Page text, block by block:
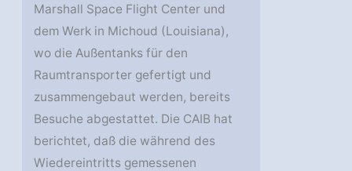
Marshall Space Flight Center und
dem Werk in Michoud (Louisiana),
wo die Außentanks für den
Raumtransporter gefertigt und
zusammengebaut werden, bereits
Besuche abgestattet. Die CAIB hat
berichtet, daß die während des
Wiedereintritts gemessenen